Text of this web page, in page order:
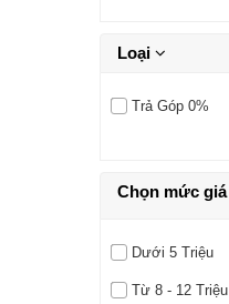
Loại
Trả Góp 0%
Chọn mức giá
Dưới 5 Triệu
Từ 8 - 12 Triệu